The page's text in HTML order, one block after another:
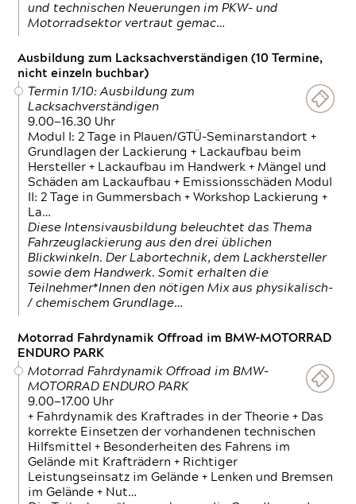
und technischen Neuerungen im PKW- und
Motorradsektor vertraut gemac…
Ausbildung zum Lacksachverständigen (10 Termine,
nicht einzeln buchbar)
Termin 1/10: Ausbildung zum
Lacksachverständigen
9.00—16.30 Uhr
Modul I: 2 Tage in Plauen/GTÜ-Seminarstandort +
Grundlagen der Lackierung + Lackaufbau beim
Hersteller + Lackaufbau im Handwerk + Mängel und
Schäden am Lackaufbau + Emissionsschäden Modul
II: 2 Tage in Gummersbach + Workshop Lackierung +
La…
Diese Intensivausbildung beleuchtet das Thema
Fahrzeuglackierung aus den drei üblichen
Blickwinkeln. Der Labortechnik, dem Lackhersteller
sowie dem Handwerk. Somit erhalten die
Teilnehmer*Innen den nötigen Mix aus physikalisch-
/ chemischem Grundlage…
Motorrad Fahrdynamik Offroad im BMW-MOTORRAD
ENDURO PARK
Motorrad Fahrdynamik Offroad im BMW-
MOTORRAD ENDURO PARK
9.00—17.00 Uhr
+ Fahrdynamik des Kraftrades in der Theorie + Das
korrekte Einsetzen der vorhandenen technischen
Hilfsmittel + Besonderheiten des Fahrens im
Gelände mit Krafträdern + Richtiger
Leistungseinsatz im Gelände + Lenken und Bremsen
im Gelände + Nut…